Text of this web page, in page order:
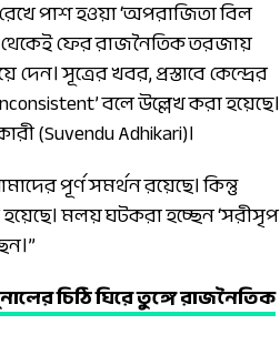
পাশ হওয়া ‘অপরাজিতা বিল
থেকেই ফের রাজনৈতিক তরজায়
সূত্রের খবর, প্রস্তাবে কেন্দ্রের
বলে উল্লেখ করা হয়েছে।
(Suvendu Adhikari)।
পূর্ণ সমর্থন রয়েছে। কিন্তু
মলয় ঘটকরা হচ্ছেন ‘সরীসৃপ
চিঠি ঘিরে তুঙ্গে রাজনৈতিক